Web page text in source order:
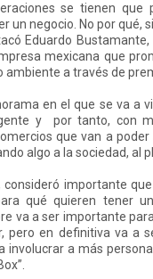
se tienen que
un negocio. No por qué,
Eduardo
mexicana que
ambiente a través de
en el que se va a
y por tanto, con
que van a
algo a la sociedad, al
consideró importante
qué quieren tener
va a ser importante
pero en definitiva va a
involucrar a más